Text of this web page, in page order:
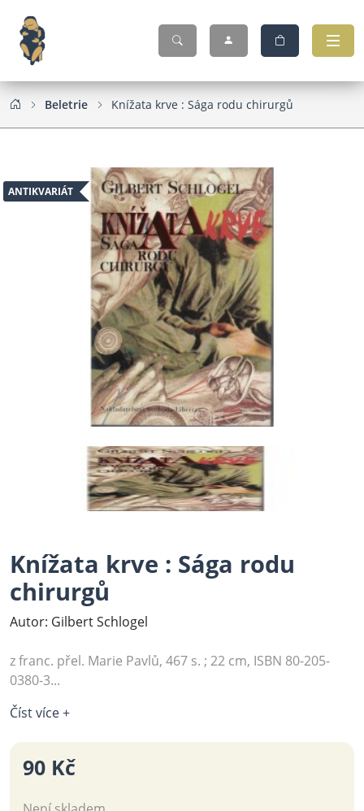
Beletrie Knížata krve : Sága rodu chirurgů
ANTIKVARIÁT
Knížata krve : Sága rodu
chirurgů
Autor: Gilbert Schlogel
z franc. přel. Marie Pavlů, 467 s. ; 22 cm, ISBN 80-205-
0380-3...
Číst více +
90 Kč